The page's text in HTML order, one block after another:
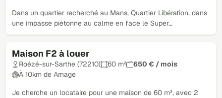
Dans un quartier recherché au Mans, Quartier Libération, dans
une impasse piétonne au calme en face le Super…
Maison F2 à louer
Loué
Roézé-sur-Sarthe (72210) 60 m²
650 € / mois
À 10km de Arnage
Je cherche un locataire pour une maison de 60 m², avec 2